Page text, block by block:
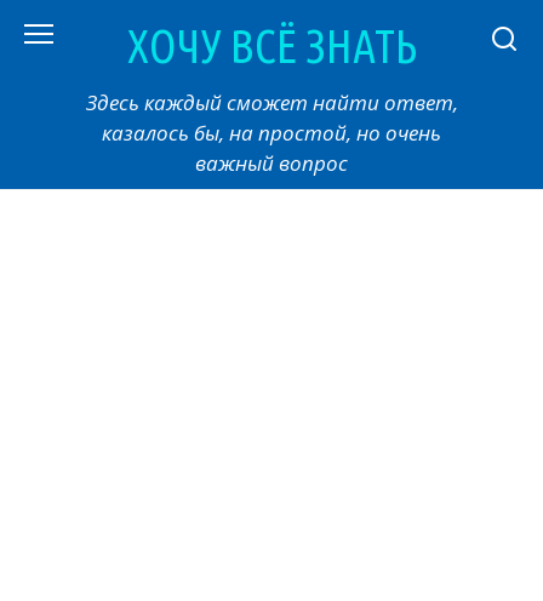
ХОЧУ ВСЁ ЗНАТЬ
Здесь каждый сможет найти ответ,
казалось бы, на простой, но очень
важный вопрос